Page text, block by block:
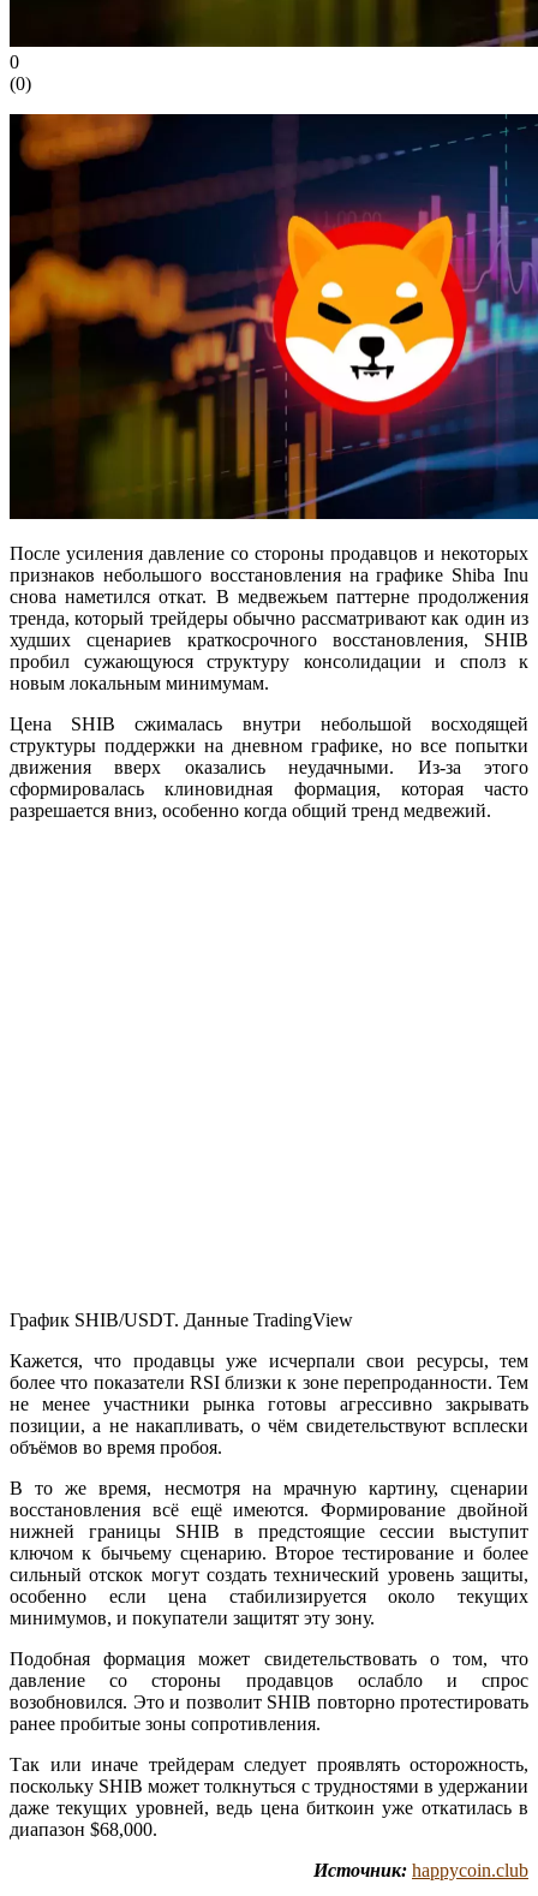
0
(0)
После усиления давление со стороны продавцов и некоторых
признаков небольшого восстановления на графике Shiba Inu
снова наметился откат. В медвежьем паттерне продолжения
тренда, который трейдеры обычно рассматривают как один из
худших сценариев краткосрочного восстановления, SHIB
пробил сужающуюся структуру консолидации и сполз к
новым локальным минимумам.
Цена SHIB сжималась внутри небольшой восходящей
структуры поддержки на дневном графике, но все попытки
движения вверх оказались неудачными. Из-за этого
сформировалась клиновидная формация, которая часто
разрешается вниз, особенно когда общий тренд медвежий.
График SHIB/USDT. Данные TradingView
Кажется, что продавцы уже исчерпали свои ресурсы, тем
более что показатели RSI близки к зоне перепроданности. Тем
не менее участники рынка готовы агрессивно закрывать
позиции, а не накапливать, о чём свидетельствуют всплески
объёмов во время пробоя.
В то же время, несмотря на мрачную картину, сценарии
восстановления всё ещё имеются. Формирование двойной
нижней границы SHIB в предстоящие сессии выступит
ключом к бычьему сценарию. Второе тестирование и более
сильный отскок могут создать технический уровень защиты,
особенно если цена стабилизируется около текущих
минимумов, и покупатели защитят эту зону.
Подобная формация может свидетельствовать о том, что
давление со стороны продавцов ослабло и спрос
возобновился. Это и позволит SHIB повторно протестировать
ранее пробитые зоны сопротивления.
Так или иначе трейдерам следует проявлять осторожность,
поскольку SHIB может толкнуться с трудностями в удержании
даже текущих уровней, ведь цена биткоин уже откатилась в
диапазон $68,000.
Источник: happycoin.club